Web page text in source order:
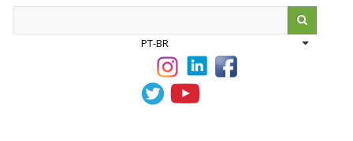
PT-BR
List